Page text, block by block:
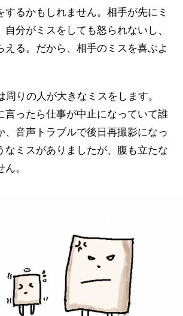
するかもしれません。相手が先にミ
自分がミスをしても怒られないし、
える。だから、相手のミスを喜ぶよ
周りの人が大きなミスをします。
言ったら仕事が中止になっていて誰
、音声トラブルで後日再撮影になっ
なミスがありましたが、腹も立たな
。